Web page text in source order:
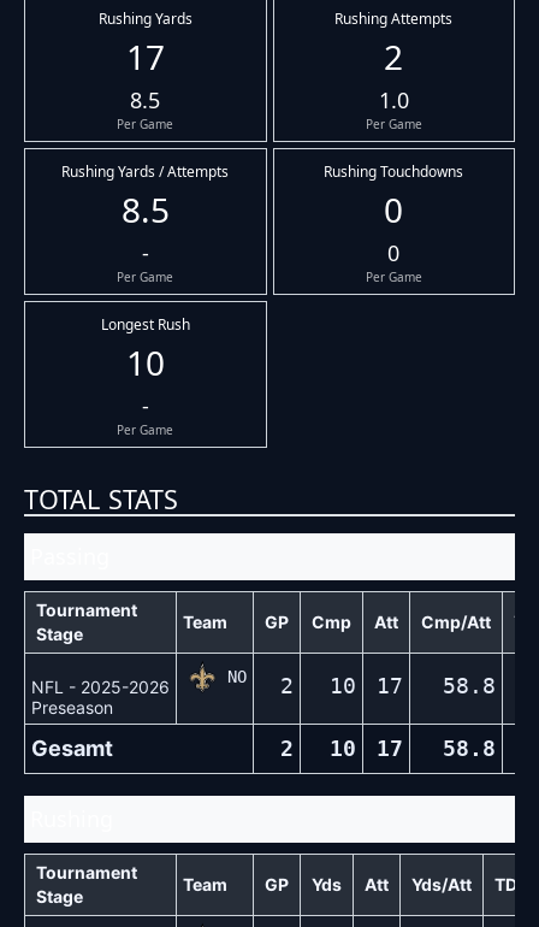
Rushing Yards
17
8.5
Per Game
Rushing Attempts
2
1.0
Per Game
Rushing Yards / Attempts
8.5
-
Per Game
Rushing Touchdowns
0
0
Per Game
Longest Rush
10
-
Per Game
TOTAL STATS
Tournament
Stage
Team GP Cmp Att Cmp/Att
NFL - 2025-2026
Preseason
NO 2 10 17 58.8
Gesamt 2 10 17 58.8
Tournament
Stage
Team GP Yds Att Yds/Att TD